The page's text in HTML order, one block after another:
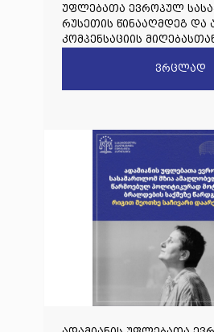
უფლებათა ევროპულ
რუსეთის წინააღმდეგ და
კომპენსაციის
ვრცლად